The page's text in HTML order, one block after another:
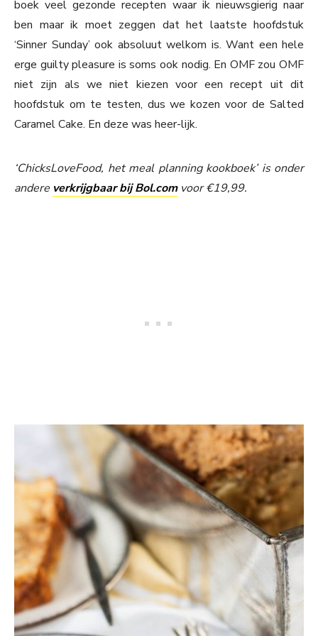
boek veel gezonde recepten waar ik nieuwsgierig naar
ben maar ik moet zeggen dat het laatste hoofdstuk
‘Sinner Sunday’ ook absoluut welkom is. Want een hele
erge guilty pleasure is soms ook nodig. En OMF zou OMF
niet zijn als we niet kiezen voor een recept uit dit
hoofdstuk om te testen, dus we kozen voor de Salted
Caramel Cake. En deze was heer-lijk.
‘ChicksLoveFood, het meal planning kookboek’ is onder
andere verkrijgbaar bij Bol.comvoor €19,99.